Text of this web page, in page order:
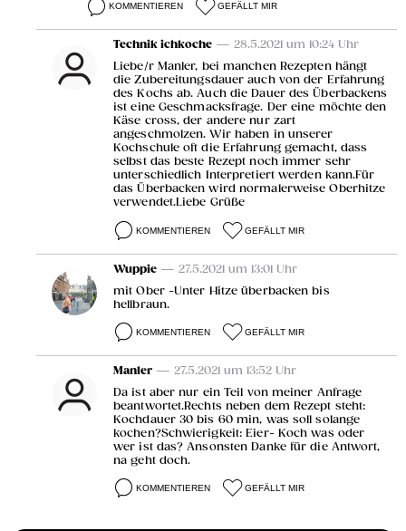
KOMMENTIEREN GEFÄLLT MIR
Technik ichkoche — 28.5.2021 um 10:24 Uhr
Liebe/r Manler, bei manchen Rezepten hängt
die Zubereitungsdauer auch von der Erfahrung
des Kochs ab. Auch die Dauer des Überbackens
ist eine Geschmacksfrage. Der eine möchte den
Käse cross, der andere nur zart
angeschmolzen. Wir haben in unserer
Kochschule oft die Erfahrung gemacht, dass
selbst das beste Rezept noch immer sehr
unterschiedlich Interpretiert werden kann.Für
das Überbacken wird normalerweise Oberhitze
verwendet.Liebe Grüße
KOMMENTIEREN GEFÄLLT MIR
Wuppie — 27.5.2021 um 13:01 Uhr
mit Ober -Unter Hitze überbacken bis
hellbraun.
KOMMENTIEREN GEFÄLLT MIR
Manler — 27.5.2021 um 13:52 Uhr
Da ist aber nur ein Teil von meiner Anfrage
beantwortet.Rechts neben dem Rezept steht:
Kochdauer 30 bis 60 min, was soll solange
kochen?Schwierigkeit: Eier- Koch was oder
wer ist das? Ansonsten Danke für die Antwort,
na geht doch.
KOMMENTIEREN GEFÄLLT MIR